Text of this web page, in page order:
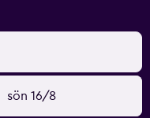
sön 16/8